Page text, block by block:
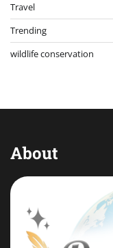
Travel
Trending
wildlife conservation
About